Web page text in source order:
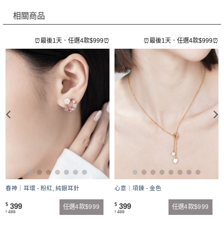
相關商品
⏰最後1天．任選4款$999⏰
春神｜耳環 - 粉紅, 純銀耳針
$ 399
$ 499
任選4款$999
⏰最後1天．任選4款$999⏰
心意｜項鍊 - 金色
$ 399
$ 499
任選4款$999